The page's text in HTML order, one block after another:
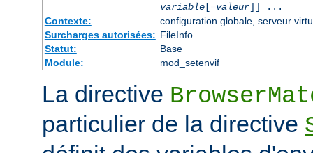
variable[=valeur]] ...
Contexte:
configuration globale, serveur
Surcharges autorisées: FileInfo
Statut:
Base
Module:
mod_setenvif
La directive
particulier de la directive